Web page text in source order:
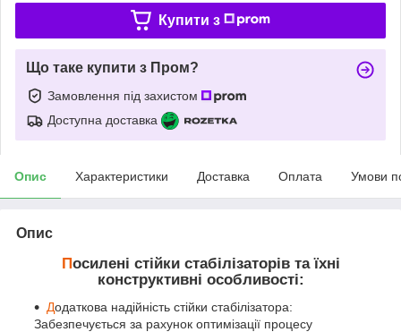
Купити з
Що таке купити з Пром?
Замовлення під захистом
Доступна доставка
Опис Характеристики Доставка Оплата Умови
Опис
Посилені стійки стабілізаторів та їхні
конструктивні особливості:
Додаткова надійність стійки стабілізатора:
Забезпечується за рахунок оптимізації процесу